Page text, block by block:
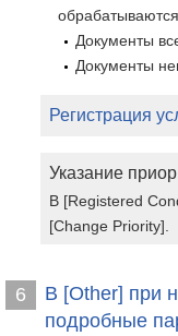
Документы
Документы
Регистрация
Указание
В [Registered
[Change Priority].
6
В [Other] при
подробные